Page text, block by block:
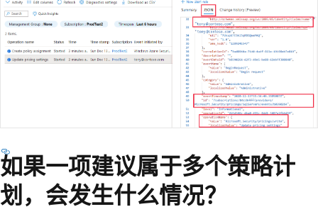
如果一项建议属于多个策略计
划，会发生什么情况？